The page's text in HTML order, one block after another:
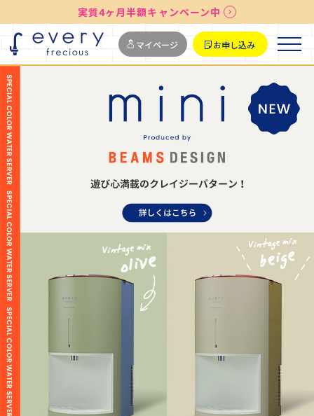
送料無料
最短お届け7日後
実質4ヶ月半額キャンペーン中
マイページ お申し込み